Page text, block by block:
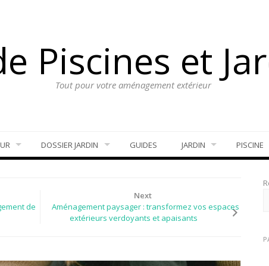
Piscines et
Tout pour votre aménagement extérieur
DOSSIER JARDIN GUIDES JARDIN PISCINE
de
Next
Aménagement paysager : transformez vos espaces
extérieurs verdoyants et apaisants